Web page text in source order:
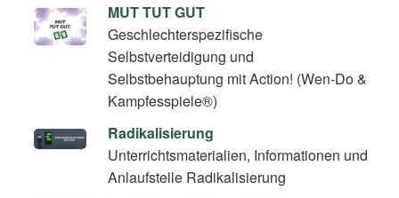
MUT TUT GUT
Geschlechterspezifische
Selbstverteidigung und
Selbstbehauptung mit Action! (Wen-Do &
Kampfesspiele®)
Radikalisierung
Unterrichtsmaterialien, Informationen und
Anlaufstelle Radikalisierung